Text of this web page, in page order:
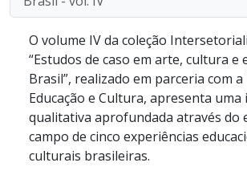
O volume IV da coleção
“Estudos de caso em arte, cultura e
Brasil”, realizado em parceria com
Educação e Cultura, apresenta uma
qualitativa aprofundada através do
campo de cinco experiências
culturais brasileiras.